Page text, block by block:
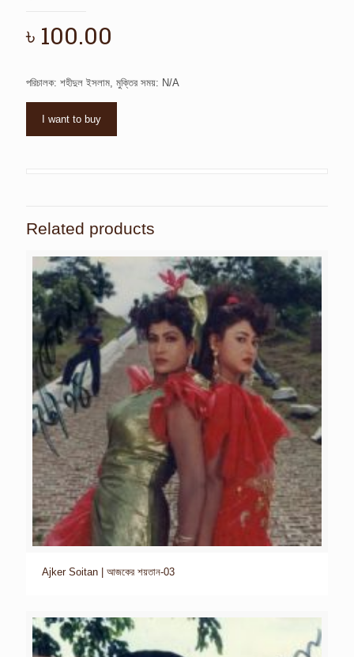
৳ 100.00
পরিচালক: শহীদুল ইসলাম, মুক্তির সময়: N/A
I want to buy
Related products
Ajker Soitan | আজকের শয়তান-03